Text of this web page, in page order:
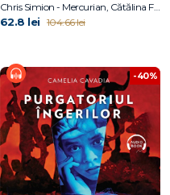
Chris Simion - Mercurian, Cătălina Flămînzeanu
62.8 lei 104.66 lei
-40%